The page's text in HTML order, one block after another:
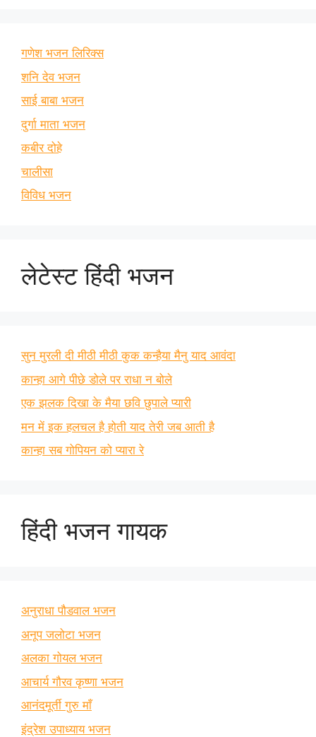
गणेश भजन लिरिक्स
शनि देव भजन
साई बाबा भजन
दुर्गा माता भजन
कबीर दोहे
चालीसा
विविध भजन
लेटेस्ट हिंदी भजन
सुन मुरली दी मीठी मीठी कुक कन्हैया मैनु याद आवंदा
कान्हा आगे पीछे डोले पर राधा न बोले
एक झलक दिखा के मैया छवि छुपाले प्यारी
मन में इक हलचल है होती याद तेरी जब आती है
कान्हा सब गोपियन को प्यारा रे
हिंदी भजन गायक
अनुराधा पौडवाल भजन
अनूप जलोटा भजन
अलका गोयल भजन
आचार्य गौरव कृष्णा भजन
आनंदमूर्ती गुरु माँ
इंद्रेश उपाध्याय भजन